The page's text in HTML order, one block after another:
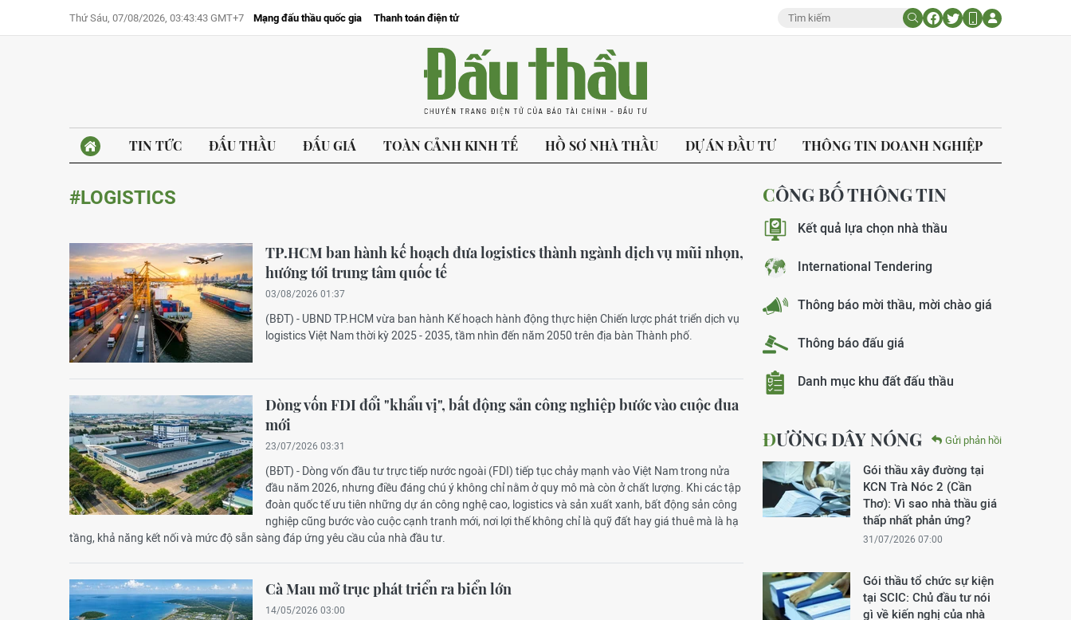
Thứ Sáu, 07/08/2026, 03:43:43 GMT+7 Mạng đấu thầu quốc gia Thanh toán điện tử
TIN TỨC ĐẤU THẦU ĐẤU GIÁ TOÀN CẢNH KINH TẾ HỒ SƠ NHÀ THẦU DỰ ÁN ĐẦU TƯ THÔNG TIN DOANH NGHIỆP
#LOGISTICS
TP.HCM ban hành kế hoạch đưa logistics thành ngành dịch vụ mũi nhọn,
hướng tới trung tâm quốc tế
03/08/2026 01:37
(BĐT) - UBND TP.HCM vừa ban hành Kế hoạch hành động thực hiện Chiến lược phát triển dịch vụ
logistics Việt Nam thời kỳ 2025 - 2035, tầm nhìn đến năm 2050 trên địa bàn Thành phố.
Dòng vốn FDI đổi "khẩu vị", bất động sản công nghiệp bước vào cuộc đua
mới
23/07/2026 03:31
(BĐT) - Dòng vốn đầu tư trực tiếp nước ngoài (FDI) tiếp tục chảy mạnh vào Việt Nam trong nửa
đầu năm 2026, nhưng điều đáng chú ý không chỉ nằm ở quy mô mà còn ở chất lượng. Khi các tập
đoàn quốc tế ưu tiên những dự án công nghệ cao, logistics và sản xuất xanh, bất động sản công
nghiệp cũng bước vào cuộc cạnh tranh mới, nơi lợi thế không chỉ là quỹ đất hay giá thuê mà là hạ
tầng, khả năng kết nối và mức độ sẵn sàng đáp ứng yêu cầu của nhà đầu tư.
Cà Mau mở trục phát triển ra biển lớn
14/05/2026 03:00
CÔNG BỐ THÔNG TIN
Kết quả lựa chọn nhà thầu
International Tendering
Thông báo mời thầu, mời chào giá
Thông báo đấu giá
Danh mục khu đất đấu thầu
ĐƯỜNG DÂY NÓNG Gửi phản hồi
Gói thầu xây đường tại
KCN Trà Nóc 2 (Cần
Thơ): Vì sao nhà thầu giá
thấp nhất phản ứng?
31/07/2026 07:00
Gói thầu tổ chức sự kiện
tại SCIC: Chủ đầu tư nói
gì về kiến nghị của nhà